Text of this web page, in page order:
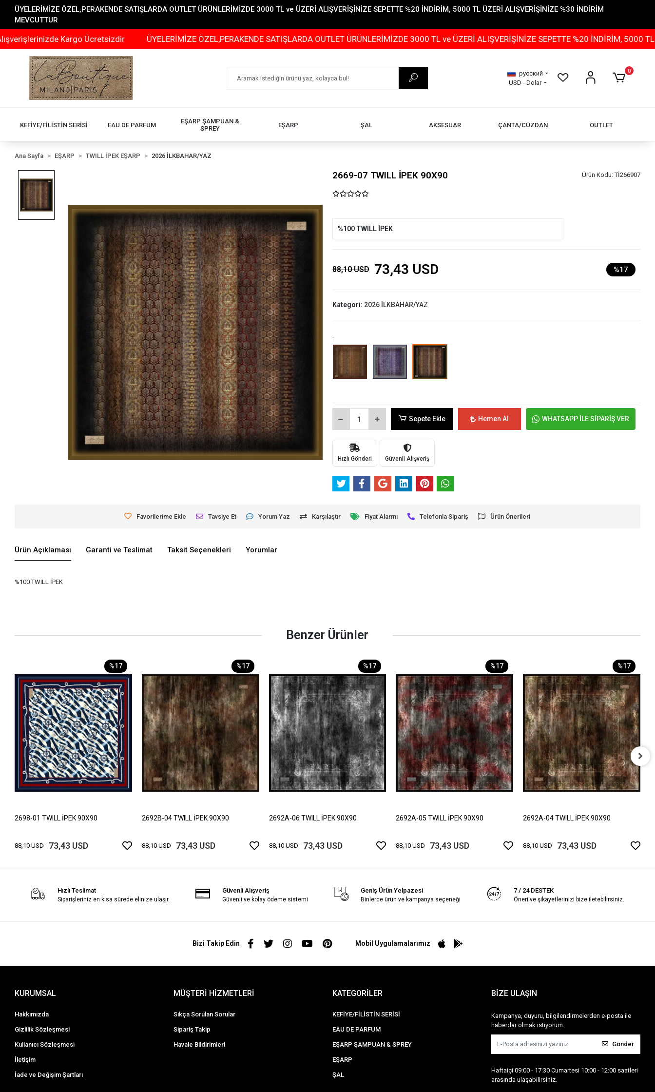
ÜYELERİMİZE ÖZEL,PERAKENDE SATIŞLARDA OUTLET ÜRÜNLERİMİZDE 3000 TL ve ÜZERİ ALIŞVERİŞİNİZE SEPETTE %20 İNDİRİM, 5000 TL ÜZERİ ALIŞVERİŞİNİZE %30 İNDİRİM
MEVCUTTUR
Kargo Ücretsizdir ÜYELERİMİZE ÖZEL,PERAKENDE SATIŞLARDA OUTLET ÜRÜNLERİMİZDE 3000 TL ve ÜZERİ ALIŞVERİŞİNİZE SEPETTE %20 İNDİRİM, 5000 TL ÜZERİ
русский
USD - Dolar
0
KEFİYE/FİLİSTİN SERİSİ EAU DE PARFUM
EŞARP ŞAMPUAN &
SPREY
EŞARP ŞAL AKSESUAR ÇANTA/CÜZDAN OUTLET
Ana Sayfa EŞARP TWILL İPEK EŞARP 2026 İLKBAHAR/YAZ
2669-07 TWILL İPEK 90X90 Ürün Kodu:Tİ266907
%100 TWILL İPEK
88,10 USD 73,43 USD %17
Kategori: 2026 İLKBAHAR/YAZ
:
Sepete Ekle Hemen Al WHATSAPP İLE SİPARİŞ VER
Hızlı Gönderi Güvenli Alışveriş
Favorilerime Ekle Tavsiye Et Yorum Yaz Karşılaştır Fiyat Alarmı Telefonla Sipariş Ürün Önerileri
Ürün Açıklaması Garanti ve Teslimat Taksit Seçenekleri Yorumlar
%100 TWILL İPEK
Benzer Ürünler
%17
2698-01 TWILL İPEK 90X90
88,10 USD 73,43 USD
%17
2692B-04 TWILL İPEK 90X90
88,10 USD 73,43 USD
%17
2692A-06 TWILL İPEK 90X90
88,10 USD 73,43 USD
%17
2692A-05 TWILL İPEK 90X90
88,10 USD 73,43 USD
%17
2692A-04 TWILL İPEK 90X90
88,10 USD 73,43 USD
Hızlı Teslimat
Siparişleriniz en kısa sürede elinize ulaşır.
Güvenli Alışveriş
Güvenli ve kolay ödeme sistemi
Geniş Ürün Yelpazesi
Binlerce ürün ve kampanya seçeneği
7 / 24 DESTEK
Öneri ve şikayetlerinizi bize iletebilirsiniz.
Bizi Takip Edin Mobil Uygulamalarımız
KURUMSAL
Hakkımızda
Gizlilik Sözleşmesi
Kullanıcı Sözleşmesi
İletişim
İade ve Değişim Şartları
MÜŞTERİ HİZMETLERİ
Sıkça Sorulan Sorular
Sipariş Takip
Havale Bildirimleri
KATEGORİLER
KEFİYE/FİLİSTİN SERİSİ
EAU DE PARFUM
EŞARP ŞAMPUAN & SPREY
EŞARP
ŞAL
BİZE ULAŞIN
Kampanya, duyuru, bilgilendirmelerden e-posta ile
haberdar olmak istiyorum.
Gönder
Haftaiçi 09:00 - 17:30 Cumartesi 10:00 - 12:00 saatleri
arasında ulaşabilirsiniz.